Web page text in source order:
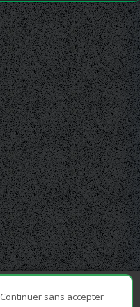
Continuer sans accepter